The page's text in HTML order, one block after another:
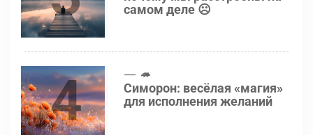
самом деле ☹️
4 🦔
Симорон: весёлая «магия»
для исполнения желаний